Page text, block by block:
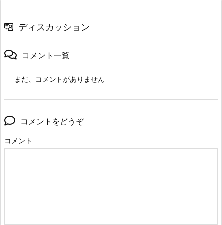
ディスカッション
コメント一覧
まだ、コメントがありません
コメントをどうぞ
コメント